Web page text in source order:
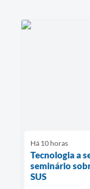
Há 10 horas
Tecnologia a
seminário
SUS